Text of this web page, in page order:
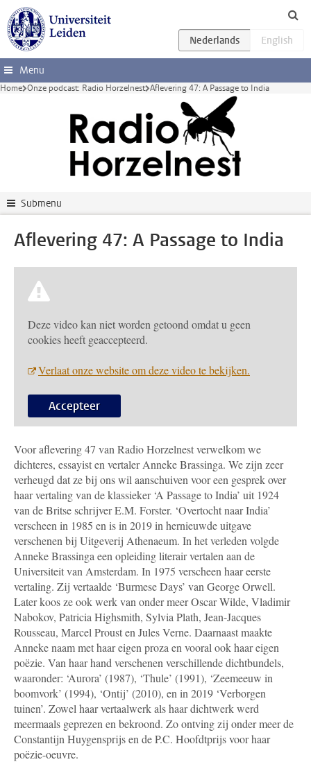
Ga direct naar de inhoud
Menu
Home Onze podcast: Radio Horzelnest Aflevering 47: A Passage to India
Submenu
Aflevering 47: A Passage to India
Deze video kan niet worden getoond omdat u geen
cookies heeft geaccepteerd.
Verlaat onze website om deze video te bekijken.
Accepteer
Voor aflevering 47 van Radio Horzelnest verwelkom we
dichteres, essayist en vertaler Anneke Brassinga. We zijn zeer
verheugd dat ze bij ons wil aanschuiven voor een gesprek over
haar vertaling van de klassieker ‘A Passage to India’ uit 1924
van de Britse schrijver E.M. Forster. ‘Overtocht naar India’
verscheen in 1985 en is in 2019 in hernieuwde uitgave
verschenen bij Uitgeverij Athenaeum. In het verleden volgde
Anneke Brassinga een opleiding literair vertalen aan de
Universiteit van Amsterdam. In 1975 verscheen haar eerste
vertaling. Zij vertaalde ‘Burmese Days’ van George Orwell.
Later koos ze ook werk van onder meer Oscar Wilde, Vladimir
Nabokov, Patricia Highsmith, Sylvia Plath, Jean-Jacques
Rousseau, Marcel Proust en Jules Verne. Daarnaast maakte
Anneke naam met haar eigen proza en vooral ook haar eigen
poëzie. Van haar hand verschenen verschillende dichtbundels,
waaronder: ‘Aurora’ (1987), ‘Thule’ (1991), ‘Zeemeeuw in
boomvork’ (1994), ‘Ontij’ (2010), en in 2019 ‘Verborgen
tuinen’. Zowel haar vertaalwerk als haar dichtwerk werd
meermaals geprezen en bekroond. Zo ontving zij onder meer de
Constantijn Huygensprijs en de P.C. Hoofdtprijs voor haar
poëzie-oeuvre.